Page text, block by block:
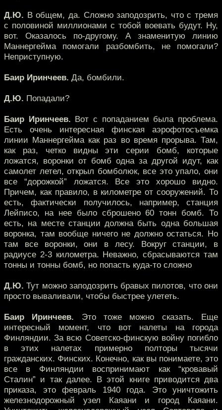
Д.Ю. В общем, да. Сложно заподозрить, что с тремя
с половиной миллионами с тобой воевать будут. Ну,
вот. Оказалось по-другому. А знаменитую линию
Маннергейма помогали разбомбить, не помогали?
Неприступную.
Баир Иринчеев. Да, бомбили.
Д.Ю. Попадали?
Баир Иринчеев. Вот с попаданием была проблема.
Есть очень интересная финская аэрофотосъемка
линии Маннергейма как раз во время прорыва. Там,
как раз, четко видны эти серии бомб, которые
ложатся, воронки от бомб одна за другой идут, как
самолет летел, открыл бомболюк, все это упало, они
все “дорожкой” ложатся. Все это хорошо видно.
Причем, как правило, в километре от сооружений. То
есть, фактически получилось, например, станция
Лейписо, на нее было сброшено 60 тонн бомб. То
есть, на месте станции должна быть одна большая
воронка, там вообще ничего не должно остаться. Но
там все воронки, они в лесу. Вокруг станции, в
радиусе 2-3 километра. Неважно, сбрасываются там
тонны и тонны бомб, но попасть куда-то сложно
Д.Ю. Тут можно заподозрить бравых пилотов, что они
просто вываливали, чтобы быстрее улететь.
Баир Иринчеев. Это тоже можно сказать. Еще
интересный момент, что вот налеты на города
Финляндии. За всю Советско-финскую войну погибло
в этих налетах примерно полторы тысячи
гражданских. Финских. Конечно, как вы понимаете, это
все в Финляндии воспринимают как “кровавый
Сталин” и так далее. В этой книге приводится два
приказа, это февраль 1940 года. Это уничтожить
железнодорожный узел Каяани и город Каяани.